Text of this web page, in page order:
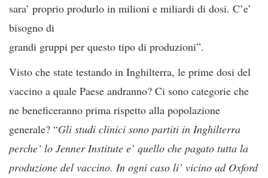
sara’ proprio produrlo in milioni e miliardi di dosi. C’e’
bisogno di
grandi gruppi per questo tipo di produzioni”.
Visto che state testando in Inghilterra, le prime dosi del
vaccino a quale Paese andranno? Ci sono categorie che
ne beneficeranno prima rispetto alla popolazione
generale? “Gli studi clinici sono partiti in Inghilterra
perche’ lo Jenner Institute e’ quello che pagato tutta la
produzione del vaccino. In ogni caso li’ vicino ad Oxford